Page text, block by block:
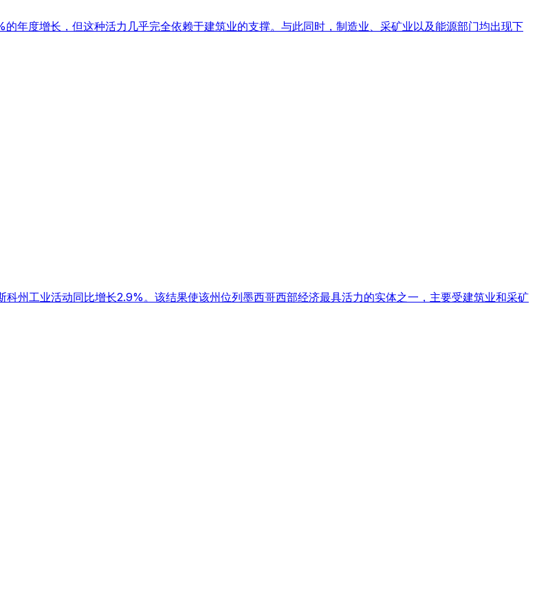
年度增长，但这种活力几乎完全依赖于建筑业的支撑。与此同时，制造业、采矿业以及能源部门均出现下
州工业活动同比增长2.9%。该结果使该州位列墨西哥西部经济最具活力的实体之一，主要受建筑业和采矿